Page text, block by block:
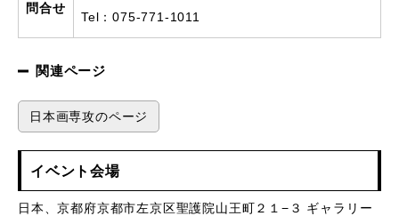
問合せ
Tel：075-771-1011
関連ページ
日本画専攻のページ
イベント会場
日本、京都府京都市左京区聖護院山王町２１−３ ギャラリー